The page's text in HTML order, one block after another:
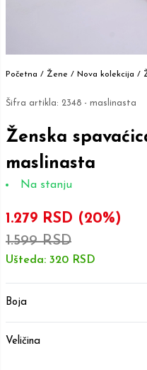
Početna / Žene / Nova kolekcija /
Šifra artikla: 2348 - maslinasta
Ženska
maslinasta
Na stanju
1.279 RSD (20%)
1.599 RSD
Ušteda: 320 RSD
Boja
Veličina